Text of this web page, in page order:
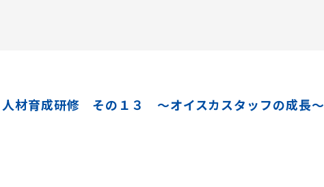
人材育成研修 その１３ ～オイスカスタッフの成長～